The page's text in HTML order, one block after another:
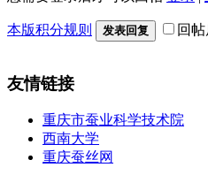
本版积分规则 发表回复 回
友情链接
重庆市蚕业科学技术院
西南大学
重庆蚕丝网